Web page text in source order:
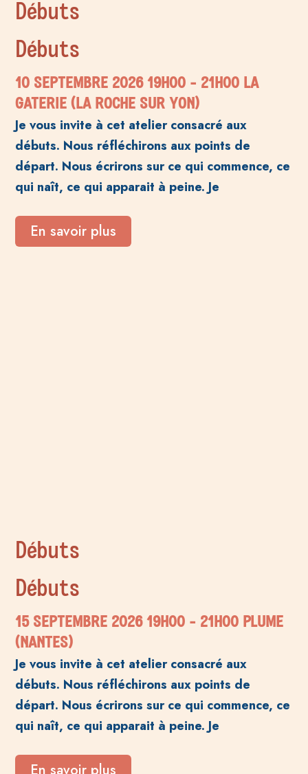
Débuts
Débuts
10 SEPTEMBRE 202619H00 - 21H00 LA
GATERIE (LA ROCHE SUR YON)
Je vous invite à cet atelier consacré aux
débuts. Nous réfléchirons aux points de
départ. Nous écrirons sur ce qui commence, ce
qui naît, ce qui apparait à peine. Je
En savoir plus
Débuts
Débuts
15 SEPTEMBRE 202619H00 - 21H00 PLUME
(NANTES)
Je vous invite à cet atelier consacré aux
débuts. Nous réfléchirons aux points de
départ. Nous écrirons sur ce qui commence, ce
qui naît, ce qui apparait à peine. Je